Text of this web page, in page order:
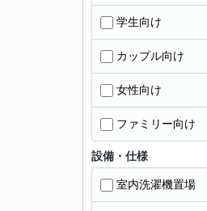
学生向け
カップル向け
女性向け
ファミリー向け
設備・仕様
室内洗濯機置場